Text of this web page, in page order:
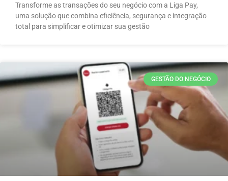
Transforme as transações do seu negócio com a Liga Pay,
uma solução que combina eficiência, segurança e integração
total para simplificar e otimizar sua gestão
GESTÃO DO NEGÓCIO